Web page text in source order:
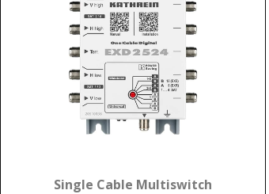
Single Cable Multiswitch